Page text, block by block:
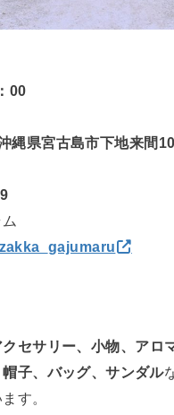
00
縄県宮古島市下地来間
クセサリー、小物、アロ
子、バッグ、サンダル
す。